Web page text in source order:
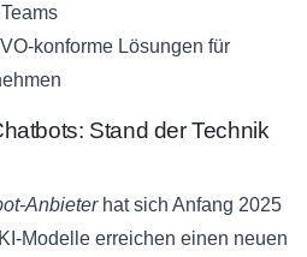
konforme Lösungen für
Stand der Technik
Anbieterhat sich Anfang 2025
Modelle erreichen einen neuen